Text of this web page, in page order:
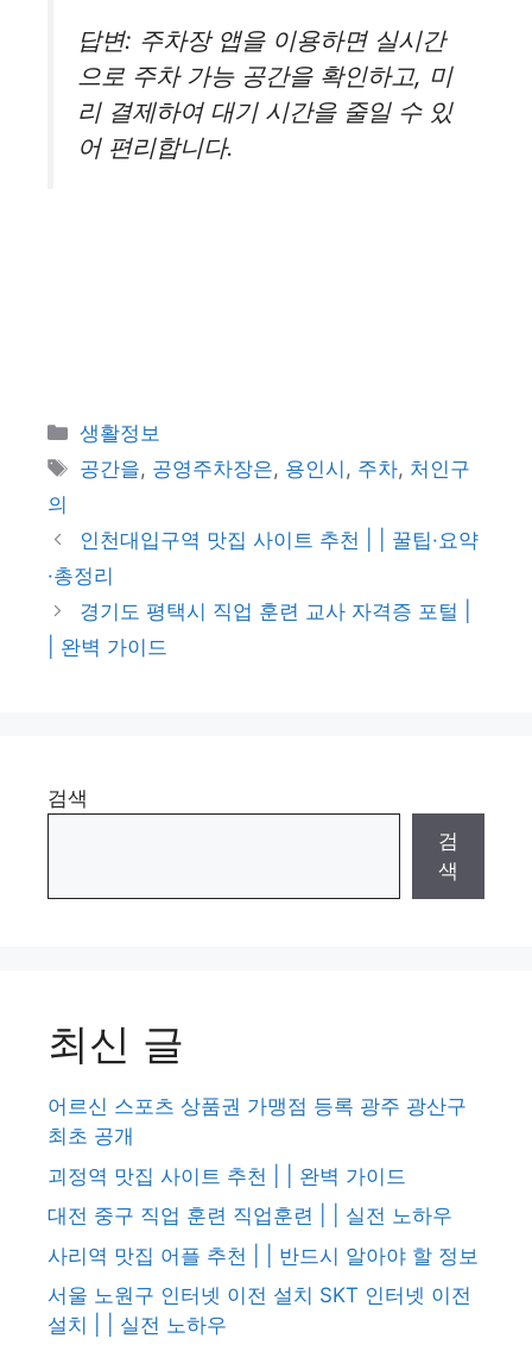
답변: 주차장 앱을 이용하면 실시간
으로 주차 가능 공간을 확인하고, 미
리 결제하여 대기 시간을 줄일 수 있
어 편리합니다.
카
테
생활정보
태
공간을, 공영주차장은, 용인시 , 주차, 처인구
의
인천대입구역 맛집 사이트 추천 | | 꿀팁·요약
·총정리
경기도 평택시 직업 훈련 교사 자격증 포털 |
| 완벽 가이드
검색
검
색
최신 글
어르신 스포츠 상품권 가맹점 등록 광주 광산구
최초 공개
괴정역 맛집 사이트 추천 | | 완벽 가이드
대전 중구 직업 훈련 직업훈련 | | 실전 노하우
사리역 맛집 어플 추천 | | 반드시 알아야 할 정보
서울 노원구 인터넷 이전 설치 SKT 인터넷 이전
설치 | | 실전 노하우